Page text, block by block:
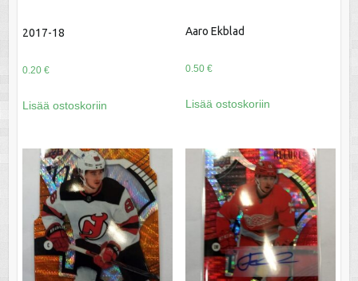
2017-18
0.20 €
Lisää ostoskoriin
Aaro Ekblad
0.50 €
Lisää ostoskoriin